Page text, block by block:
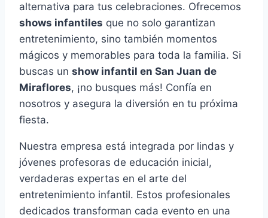
alternativa para tus celebraciones. Ofrecemos
shows infantiles que no solo garantizan
entretenimiento, sino también momentos
mágicos y memorables para toda la familia. Si
buscas un show infantil en San Juan de
Miraflores, ¡no busques más! Confía en
nosotros y asegura la diversión en tu próxima
fiesta.
Nuestra empresa está integrada por lindas y
jóvenes profesoras de educación inicial,
verdaderas expertas en el arte del
entretenimiento infantil. Estos profesionales
dedicados transforman cada evento en una